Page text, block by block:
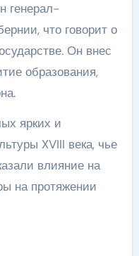
генерал-
что говорит о
Он внес
образования,
ярких и
XVIII века, чье
влияние на
на протяжении